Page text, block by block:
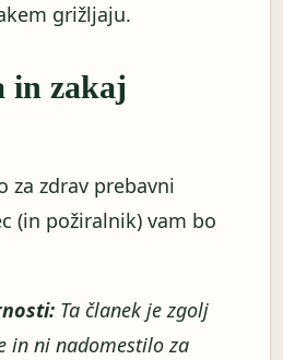
grižljaju.
in zakaj
za zdrav prebavni
(in požiralnik) vam bo
Ta članek je zgolj
in ni nadomestilo za